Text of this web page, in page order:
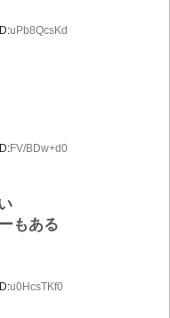
ID:uPb8QcsKd
ID:FV/BDw+d0
もある
ID:u0HcsTKf0